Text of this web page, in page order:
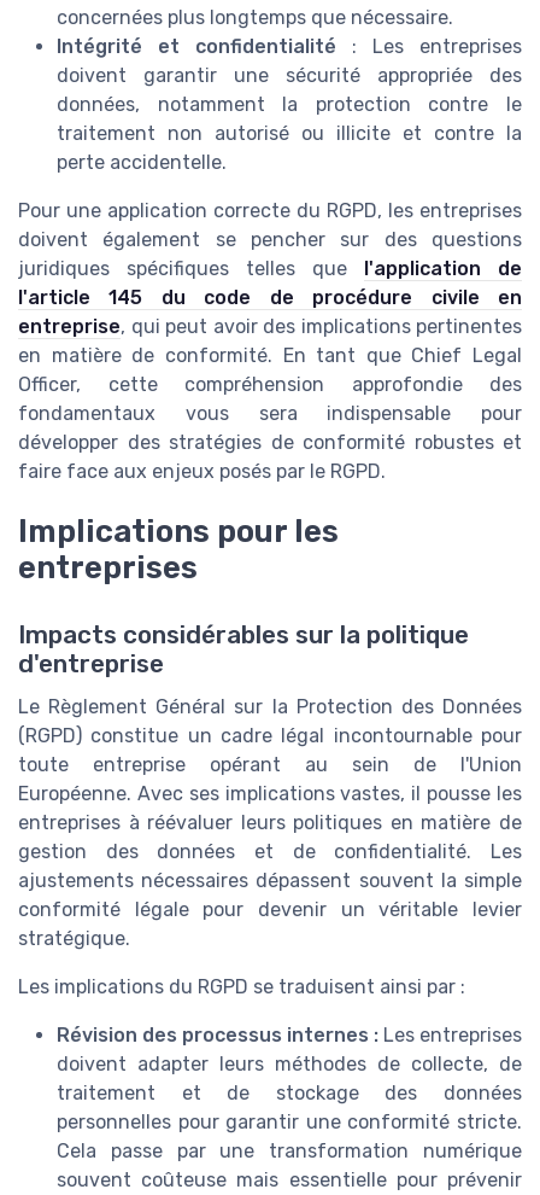
concernées plus longtemps que nécessaire.
Intégrité et confidentialité : Les entreprises
doivent garantir une sécurité appropriée des
données, notamment la protection contre le
traitement non autorisé ou illicite et contre la
perte accidentelle.
Pour une application correcte du RGPD, les entreprises
doivent également se pencher sur des questions
juridiques spécifiques telles que l'application de
l'article 145 du code de procédure civile en
entreprise, qui peut avoir des implications pertinentes
en matière de conformité. En tant que Chief Legal
Officer, cette compréhension approfondie des
fondamentaux vous sera indispensable pour
développer des stratégies de conformité robustes et
faire face aux enjeux posés par le RGPD.
Implications pour les
entreprises
Impacts considérables sur la politique
d'entreprise
Le Règlement Général sur la Protection des Données
(RGPD) constitue un cadre légal incontournable pour
toute entreprise opérant au sein de l'Union
Européenne. Avec ses implications vastes, il pousse les
entreprises à réévaluer leurs politiques en matière de
gestion des données et de confidentialité. Les
ajustements nécessaires dépassent souvent la simple
conformité légale pour devenir un véritable levier
stratégique.
Les implications du RGPD se traduisent ainsi par :
Révision des processus internes : Les entreprises
doivent adapter leurs méthodes de collecte, de
traitement et de stockage des données
personnelles pour garantir une conformité stricte.
Cela passe par une transformation numérique
souvent coûteuse mais essentielle pour prévenir